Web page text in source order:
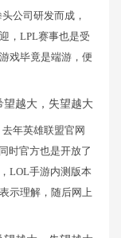
公司研发而成，
，LPL赛事也是受
戏毕竟是端游，便
年英雄联盟官网
时官方也是开放了
LOL手游内测版本
示理解，随后网上